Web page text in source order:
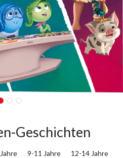
Geschichten
9-11 Jahre
12-14 Jahre